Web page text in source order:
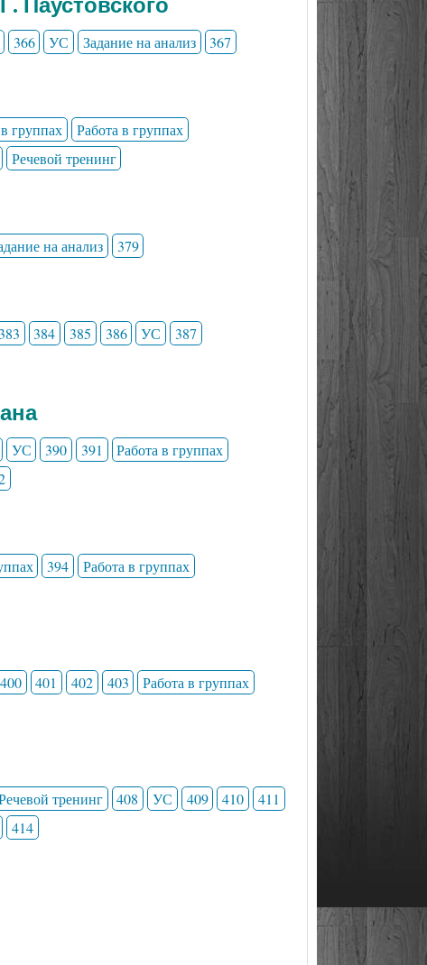
366 УС Задание на анализ 367
группах
Работа в группах
Речевой тренинг
на анализ 379
384 385 386 УС
387
УС 390 391
Работа в группах
394
Работа в группах
400 401 402 403
Работа в группах
тренинг 408 УС 409 410
411
414